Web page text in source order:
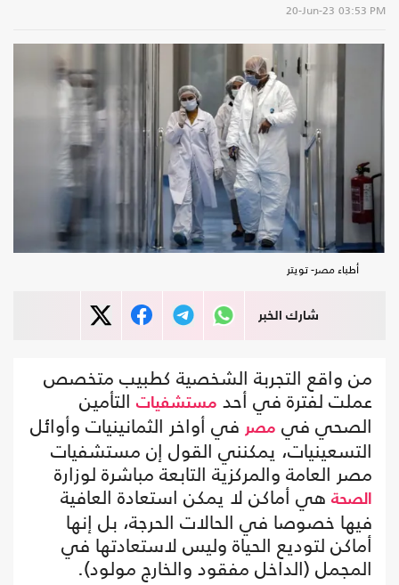
20-Jun-23 03:53 PM
أطباء مصر- تويتر
شارك الخبر
من واقع التجربة الشخصية كطبيب متخصص
عملت لفترة في أحد مستشفيات التأمين
الصحي في مصر في أواخر الثمانينيات وأوائل
التسعينيات، يمكنني القول إن مستشفيات
مصر العامة والمركزية التابعة مباشرة لوزارة
الصحة هي أماكن لا يمكن استعادة العافية
فيها خصوصا في الحالات الحرجة، بل إنها
أماكن لتوديع الحياة وليس لاستعادتها في
المجمل (الداخل مفقود والخارج مولود).